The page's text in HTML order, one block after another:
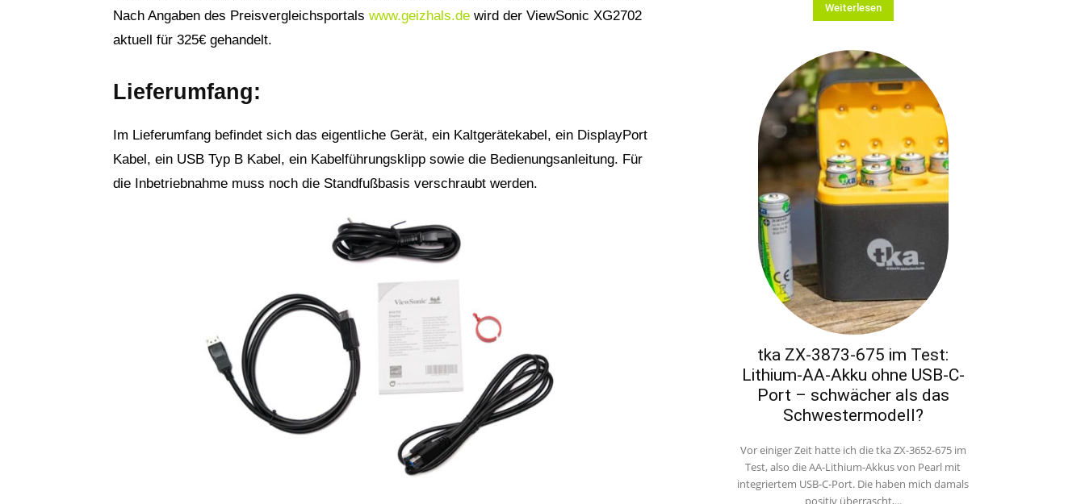
Nach Angaben des Preisvergleichsportals www.geizhals.de wird der ViewSonic XG2702
aktuell für 325€ gehandelt.
Lieferumfang:
Im Lieferumfang befindet sich das eigentliche Gerät, ein Kaltgerätekabel, ein DisplayPort
Kabel, ein USB Typ B Kabel, ein Kabelführungsklipp sowie die Bedienungsanleitung. Für
die Inbetriebnahme muss noch die Standfußbasis verschraubt werden.
Weiterlesen
tka ZX-3873-675 im Test:
Lithium-AA-Akku ohne USB-C-
Port – schwächer als das
Schwestermodell?
Vor einiger Zeit hatte ich die tka ZX-3652-675 im
Test, also die AA-Lithium-Akkus von Pearl mit
integriertem USB-C-Port. Die haben mich damals
positiv überrascht,...